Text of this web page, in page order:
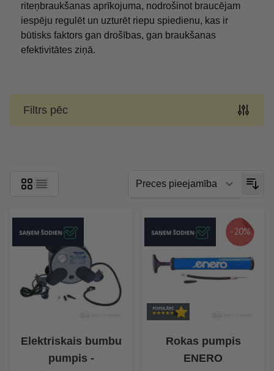
riteņbraukšanas aprīkojuma, nodrošinot braucējam
iespēju regulēt un uzturēt riepu spiedienu, kas ir
būtisks faktors gan drošības, gan braukšanas
efektivitātes ziņā.
Filtrs pēc
Elektriskais bumbu
pumpis -
-20%
Rokas pumpis
ENERO